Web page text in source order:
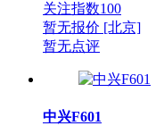
关注指数100
暂无报价 [北京]
暂无点评
中兴F601